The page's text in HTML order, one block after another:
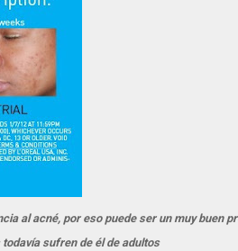
al acné, por eso puede ser un muy buen
sufren de él de adultos